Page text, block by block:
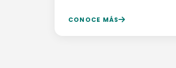
CONOCE MÁS